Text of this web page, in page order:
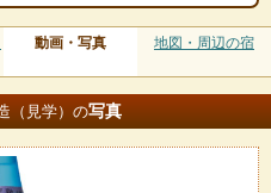
動画・写真 地図・周辺の宿
（見学）の写真